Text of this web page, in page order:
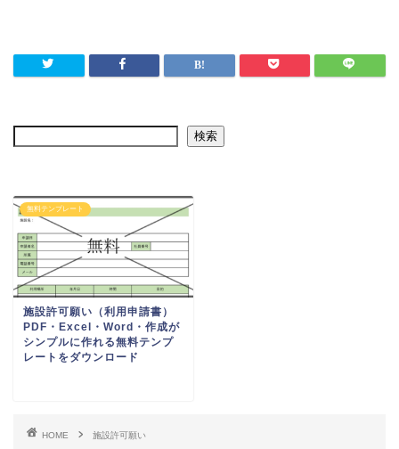
検索
無料テンプレート
施設許可願い（利用申請書）
PDF・Excel・Word・作成が
シンプルに作れる無料テンプ
レートをダウンロード
HOME 施設許可願い